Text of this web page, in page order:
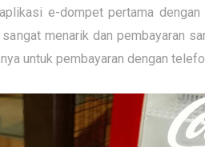
e-dompet pertama dengan
menarik dan pembayaran
untuk pembayaran dengan